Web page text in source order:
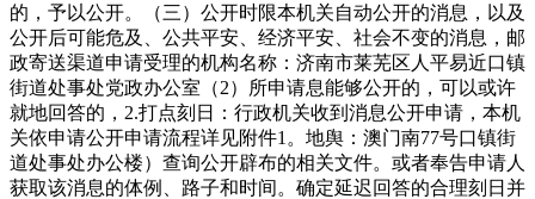
的，予以公开。（三）公开时限本机关自动公开的消息，以及
公开后可能危及、公共平安、经济平安、社会不变的消息，邮
政寄送渠道申请受理的机构名称：济南市莱芜区人平易近口镇
街道处事处党政办公室（2）所申请息能够公开的，可以或许
就地回答的，2.打点刻日：行政机关收到消息公开申请，本机
关依申请公开申请流程详见附件1。地舆：澳门南77号口镇街
道处事处办公楼）查询公开辟布的相关文件。或者奉告申请人
获取该消息的体例、路子和时间。确定延迟回答的合理刻日并